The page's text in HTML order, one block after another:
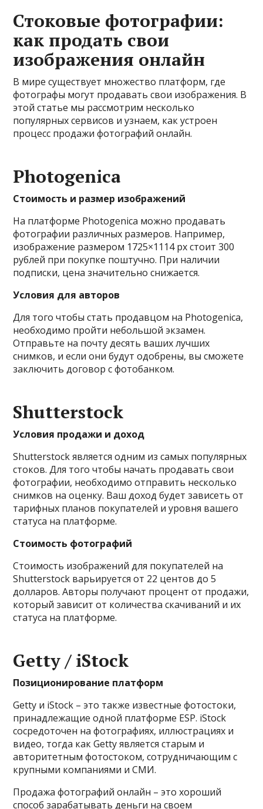
Стоковые фотографии:
как продать свои
изображения онлайн
В мире существует множество платформ, где
фотографы могут продавать свои изображения. В
этой статье мы рассмотрим несколько
популярных сервисов и узнаем, как устроен
процесс продажи фотографий онлайн.
Photogenica
Стоимость и размер изображений
На платформе Photogenica можно продавать
фотографии различных размеров. Например,
изображение размером 1725×1114 px стоит 300
рублей при покупке поштучно. При наличии
подписки, цена значительно снижается.
Условия для авторов
Для того чтобы стать продавцом на Photogenica,
необходимо пройти небольшой экзамен.
Отправьте на почту десять ваших лучших
снимков, и если они будут одобрены, вы сможете
заключить договор с фотобанком.
Shutterstock
Условия продажи и доход
Shutterstock является одним из самых популярных
стоков. Для того чтобы начать продавать свои
фотографии, необходимо отправить несколько
снимков на оценку. Ваш доход будет зависеть от
тарифных планов покупателей и уровня вашего
статуса на платформе.
Стоимость фотографий
Стоимость изображений для покупателей на
Shutterstock варьируется от 22 центов до 5
долларов. Авторы получают процент от продажи,
который зависит от количества скачиваний и их
статуса на платформе.
Getty / iStock
Позиционирование платформ
Getty и iStock – это также известные фотостоки,
принадлежащие одной платформе ESP. iStock
сосредоточен на фотографиях, иллюстрациях и
видео, тогда как Getty является старым и
авторитетным фотостоком, сотрудничающим с
крупными компаниями и СМИ.
Продажа фотографий онлайн – это хороший
способ зарабатывать деньги на своем